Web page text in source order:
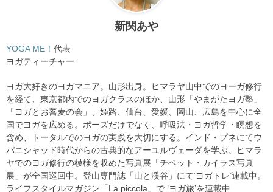
新関あや
YOGA ME！ 代表
ヨガティーチャー
ヨガ大好きのヨガマニア。山形出身。ヒマラヤ山中でのヨーガ修行
を経て、東京都内でのヨガクラスのほか、山形「やまがたヨガ塾」
「ヨガとお蕎麦の会」、姫路、仙台、愛媛、岡山、広島を中心に全
国でヨガを広める。ポーズだけでなく、呼吸法・ヨガ哲学・瞑想を
含め、トータルでのヨガの実践を大切にする。インド・プネにてウ
パニシャッド時代からの古典的なアーユルヴェーダを学ぶ。ヒマラ
ヤでのヨガ修行の模様を収めた写真展「チベット・カイラス写真
展」が全国巡回中。登山専門誌「山と渓谷」にて‘ヨガトレ’連載中。
ライフスタイルマガジン「La piccola」で ’ヨガ旅’を連載中